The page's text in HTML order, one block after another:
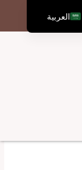
العربية
English